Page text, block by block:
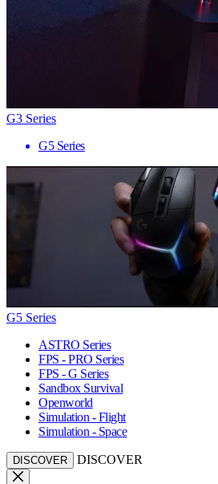
G3 Series
G5 Series
G5 Series
ASTRO Series
FPS - PRO Series
FPS - G Series
Sandbox Survival
Openworld
Simulation - Flight
Simulation - Space
DISCOVER DISCOVER